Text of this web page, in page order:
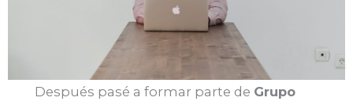
Después pasé a formar parte de Grupo